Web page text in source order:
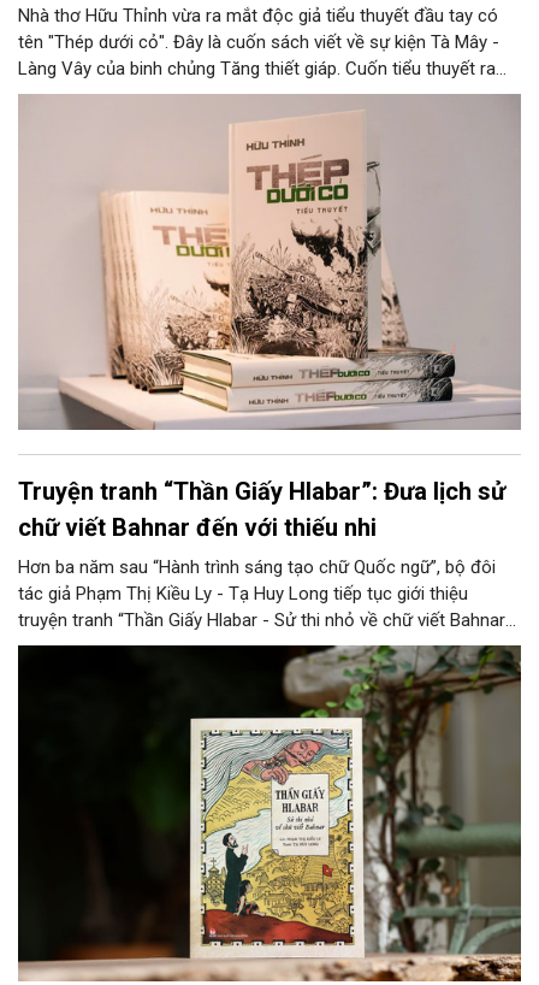
Nhà thơ Hữu Thỉnh vừa ra mắt độc giả tiểu thuyết đầu tay có
tên "Thép dưới cỏ". Đây là cuốn sách viết về sự kiện Tà Mây -
Làng Vây của binh chủng Tăng thiết giáp. Cuốn tiểu thuyết ra
mắt đầu tháng 7, như món quà tri ân không chỉ độc giả, mà còn
dành tặng cho những người lính đã vĩnh viễn nằm lại trong lòng
đất mẹ, cùng những cựu chiến binh, những thương bệnh binh đã
có một thời thanh xuân “hoa lửa” đáng tự hào của mình.
Truyện tranh “Thần Giấy Hlabar”: Đưa lịch sử
chữ viết Bahnar đến với thiếu nhi
Hơn ba năm sau “Hành trình sáng tạo chữ Quốc ngữ”, bộ đôi
tác giả Phạm Thị Kiều Ly - Tạ Huy Long tiếp tục giới thiệu
truyện tranh “Thần Giấy Hlabar - Sử thi nhỏ về chữ viết Bahnar”.
Tác phẩm được chuyển thể từ một công trình nghiên cứu về
lịch sử chữ viết Bahnar, qua đó góp phần đưa đề tài ngôn ngữ